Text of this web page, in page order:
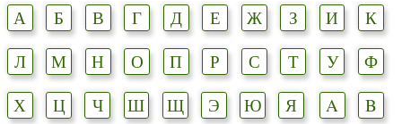
А Б В Г Д Е Ж З И
К
Л
М Н О П Р С Т У
Ф
Х
Ц Ч Ш Щ Э Ю Я A
B